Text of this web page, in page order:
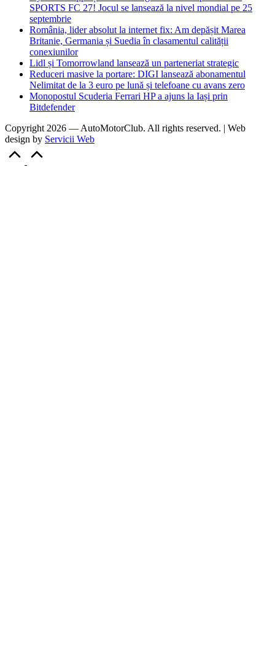
SPORTS FC 27! Jocul se lansează la nivel mondial pe 25
septembrie
România, lider absolut la internet fix: Am depășit Marea
Britanie, Germania și Suedia în clasamentul calității
conexiunilor
Lidl și Tomorrowland lansează un parteneriat strategic
Reduceri masive la portare: DIGI lansează abonamentul
Nelimitat de la 3 euro pe lună și telefoane cu avans zero
Monopostul Scuderia Ferrari HP a ajuns la Iași prin
Bitdefender
Copyright 2026 — AutoMotorClub. All rights reserved. | Web
design by Servicii Web